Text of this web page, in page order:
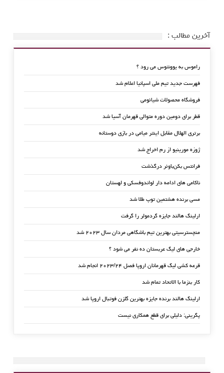
آخرین مطالب :
راموس به یوونتوس می رود ؟
فهرست جدید تیم ملی اسپانیا اعلام شد
فروشگاه محصولات شیائومی
قطر برای دومین دوره متوالی قهرمان آسیا شد
برتری الهلال مقابل اینتر میامی در بازی دوستانه
ژوزه مورینیو از رم اخراج شد
فرانتس بکن‌باوئر درگذشت
ناکامی های ادامه دار لواندوفسکی و لهستان
مسی برنده هشتمین توپ طلا شد
ارلینگ هالند جایزه گردمولر را گرفت
منچسترسیتی بهترین تیم باشگاهی مردان سال ۲۰۲۳ شد
خارجی های لیگ عربستان ده نفر می شود ؟
قرعه کشی لیگ قهرمانان اروپا فصل ۲۰۲۳/۲۴ انجام شد
کار بنزما با الاتحاد تمام شد
ارلینگ هالند برنده جایزه بهترین گلزن فوتبال اروپا شد
پگرینی: دلیلی برای قطع همکاری نیست